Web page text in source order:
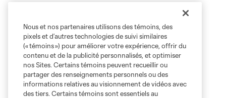
Nous et nos partenaires utilisons des témoins, des
pixels et d’autres technologies de suivi similaires
(« témoins ») pour améliorer votre expérience, offrir du
contenu et de la publicité personnalisés, et optimiser
nos Sites. Certains témoins peuvent recueillir ou
partager des renseignements personnels ou des
informations relatives au visionnement de vidéos avec
des tiers. Certains témoins sont essentiels au